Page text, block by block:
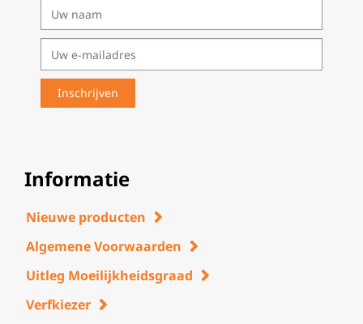
Informatie
Nieuwe producten
Algemene Voorwaarden
Uitleg Moeilijkheidsgraad
Verfkiezer